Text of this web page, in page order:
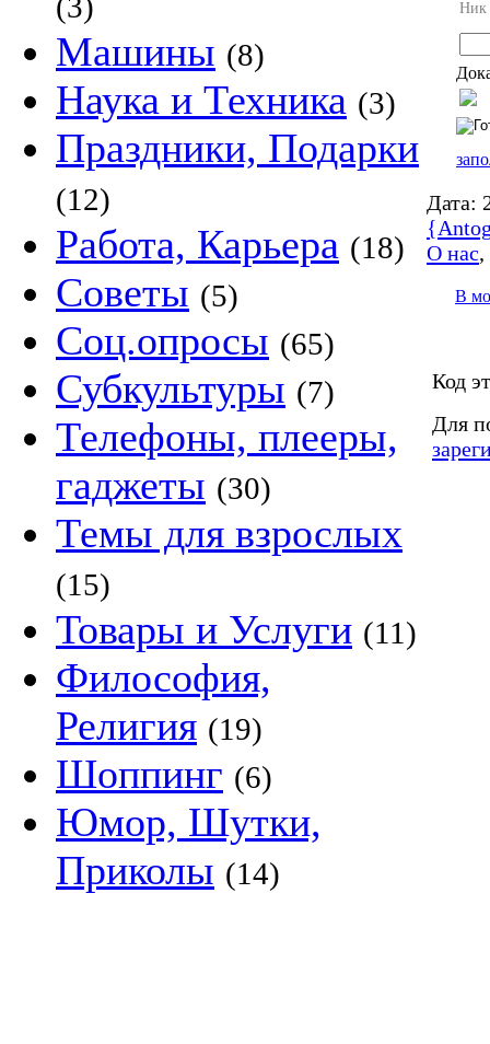
Машины (8)
Наука и Техника (3)
Праздники, Подарки
(12)
Работа, Карьера (18)
Советы (5)
Соц.опросы (65)
Субкультуры (7)
Телефоны, плееры,
гаджеты (30)
Темы для взрослых
(15)
Товары и Услуги (11)
Философия,
Религия (19)
Шоппинг (6)
Юмор, Шутки,
Приколы (14)
Ник
Дата:
О нас
В
Код
Для